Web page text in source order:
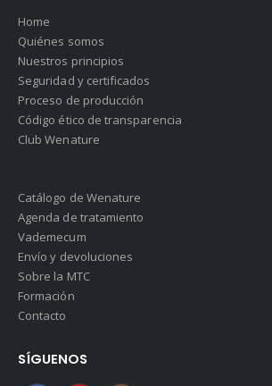
Home
Quiénes somos
Nuestros principios
Seguridad y certificados
Proceso de producción
Código ético de transparencia
Club Wenature
Catálogo de Wenature
Agenda de tratamiento
Vademecum
Envío y devoluciones
Sobre la MTC
Formación
Contacto
SÍGUENOS